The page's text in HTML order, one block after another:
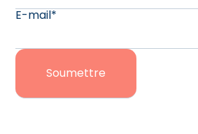
E-mail*